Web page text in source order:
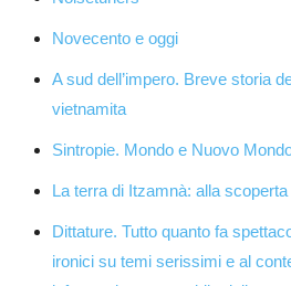
Novecento e oggi
A sud dell’impero. Breve storia
vietnamita
Sintropie. Mondo e Nuovo
La terra di Itzamnà: alla
Dittature. Tutto quanto fa
ironici su temi serissimi e al